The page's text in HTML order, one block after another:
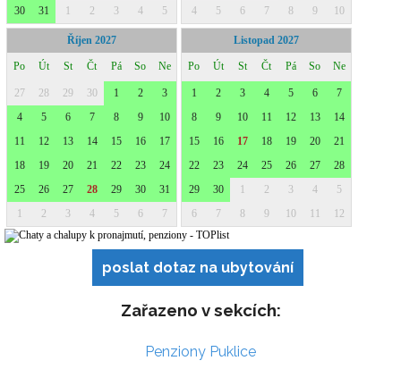
poslat dotaz na ubytování
Zařazeno v sekcích:
Penziony Puklice